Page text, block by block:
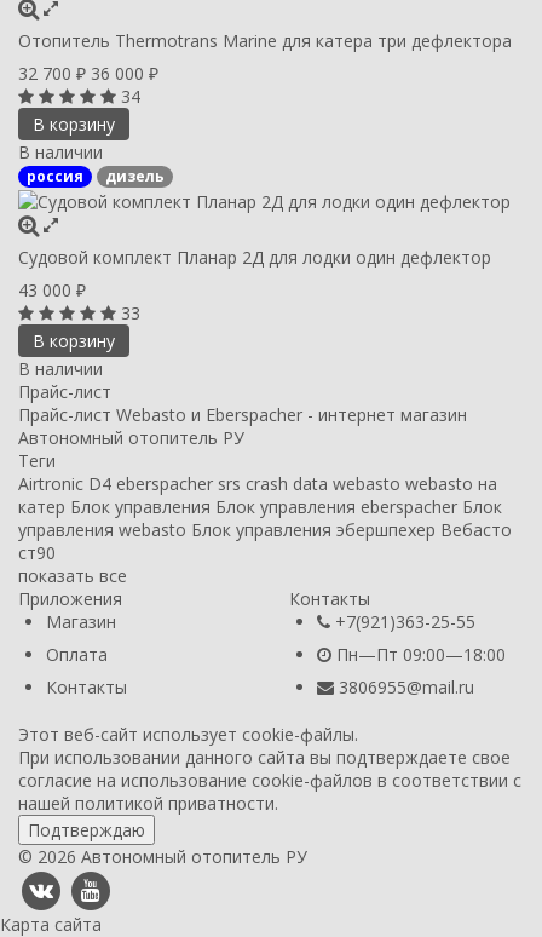
Отопитель Thermotrans Marine для катера три дефлектора
32 700 ₽ 36 000 ₽
34
В корзину
В наличии
россия дизель
Судовой комплект Планар 2Д для лодки один дефлектор
43 000 ₽
33
В корзину
В наличии
Прайс-лист
Прайс-лист Webasto и Eberspacher - интернет магазин
Автономный отопитель РУ
Теги
Airtronic D4 eberspacher srs crash data webasto webasto на
катер Блок управления Блок управления eberspacher Блок
управления webasto Блок управления эбершпехер Вебасто
ст90
показать все
Приложения
Магазин
Оплата
Контакты
Контакты
+7(921)363-25-55
Пн—Пт 09:00—18:00
3806955@mail.ru
Этот веб-сайт использует cookie-файлы.
При использовании данного сайта вы подтверждаете свое
согласие на использование cookie-файлов в соответствии с
нашей политикой приватности.
Подтверждаю
© 2026 Автономный отопитель РУ
Карта сайта